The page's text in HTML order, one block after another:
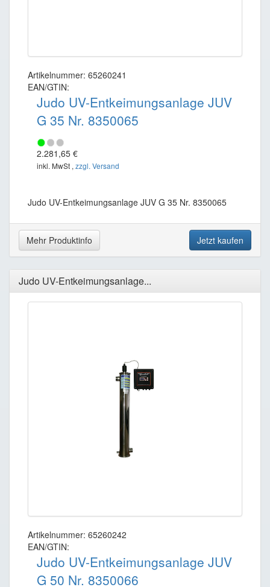
Artikelnummer: 65260241
EAN/GTIN:
Judo UV-Entkeimungsanlage JUV
G 35 Nr. 8350065
2.281,65 €
inkl. MwSt , zzgl. Versand
Judo UV-Entkeimungsanlage JUV G 35 Nr. 8350065
Mehr Produktinfo Jetzt kaufen
Judo UV-Entkeimungsanlage...
Artikelnummer: 65260242
EAN/GTIN:
Judo UV-Entkeimungsanlage JUV
G 50 Nr. 8350066